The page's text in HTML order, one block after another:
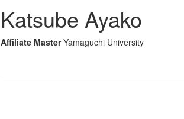
Katsube Ayako
Affiliate Master Yamaguchi University